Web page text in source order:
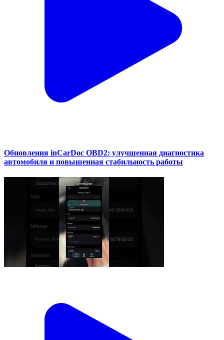
Обновления inCarDoc OBD2: улучшенная диагностика
автомобиля и повышенная стабильность работы